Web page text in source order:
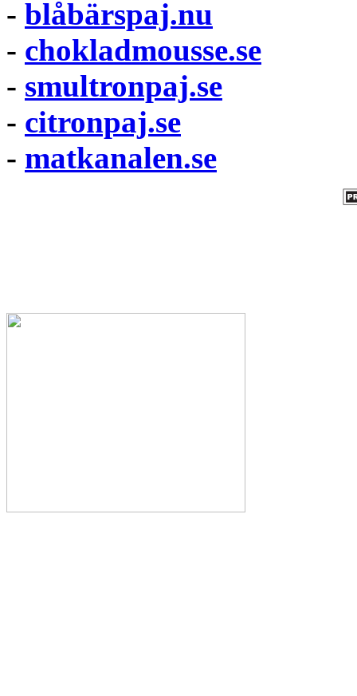
- blåbärspaj.nu
- chokladmousse.se
- smultronpaj.se
- citronpaj.se
- matkanalen.se